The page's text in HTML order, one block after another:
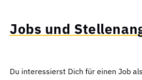
Jobs und
Du interessierst Dich für einen Job